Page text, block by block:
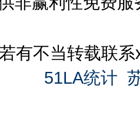
有不当转载联
51LA统计